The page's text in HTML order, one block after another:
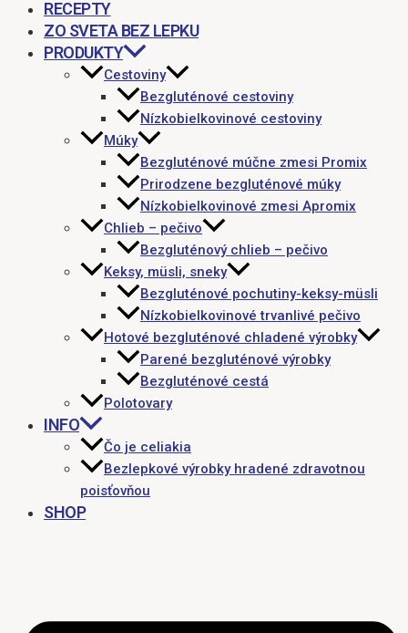
RECEPTY
ZO SVETA BEZ LEPKU
PRODUKTY
Cestoviny
Bezgluténové cestoviny
Nízkobielkovinové cestoviny
Múky
Bezgluténové múčne zmesi Promix
Prirodzene bezgluténové múky
Nízkobielkovinové zmesi Apromix
Chlieb – pečivo
Bezgluténový chlieb – pečivo
Keksy, müsli, sneky
Bezgluténové pochutiny-keksy-müsli
Nízkobielkovinové trvanlivé pečivo
Hotové bezgluténové chladené výrobky
Parené bezgluténové výrobky
Bezgluténové cestá
Polotovary
INFO
Čo je celiakia
Bezlepkové výrobky hradené zdravotnou
poisťovňou
SHOP